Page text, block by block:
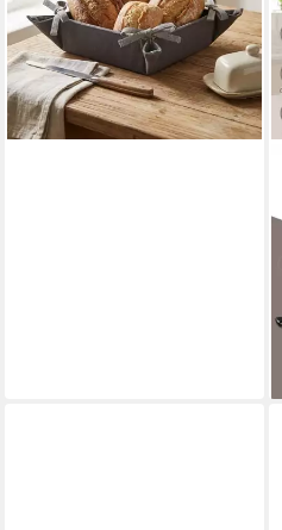
-26%
lieferbar - in 4-5 Werktagen bei dir